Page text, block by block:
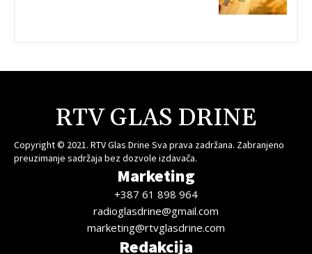
RTV GLAS DRINE
Copyright © 2021. RTV Glas Drine Sva prava zadržana. Zabranjeno
preuzimanje sadržaja bez dozvole izdavača.
Marketing
+387 61 898 964
radioglasdrine@gmail.com
marketing@rtvglasdrine.com
Redakcija